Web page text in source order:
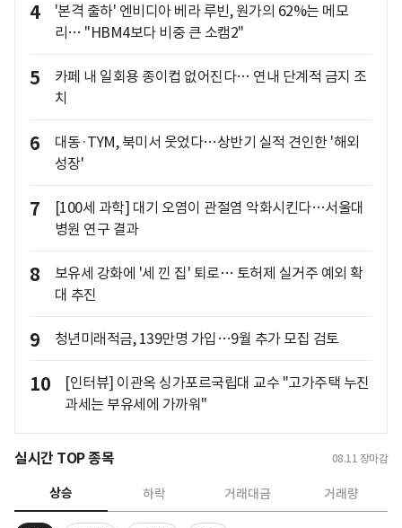
4
'본격 출하' 엔비디아 베라 루빈, 원가의 62%는 메모
리… "HBM4보다 비중 큰 소캠2"
5
카페 내 일회용 종이컵 없어진다… 연내 단계적 금지 조
치
6
대동·TYM, 북미서 웃었다…상반기 실적 견인한 '해외
성장'
7
[100세 과학] 대기 오염이 관절염 악화시킨다…서울대
병원 연구 결과
8
보유세 강화에 '세 낀 집' 퇴로… 토허제 실거주 예외 확
대 추진
9 청년미래적금, 139만명 가입…9월 추가 모집 검토
10
[인터뷰] 이관옥 싱가포르국립대 교수 "고가주택 누진
과세는 부유세에 가까워"
실시간 TOP 종목 08.11 장마감
상승 하락 거래대금 거래량